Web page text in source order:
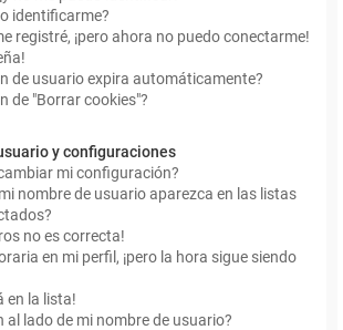
identificarme?
registré, ¡pero ahora no puedo conectarme!
de usuario expira automáticamente?
de "Borrar cookies"?
y configuraciones
mi configuración?
nombre de usuario aparezca en las listas
no es correcta!
en mi perfil, ¡pero la hora sigue siendo
en la lista!
al lado de mi nombre de usuario?